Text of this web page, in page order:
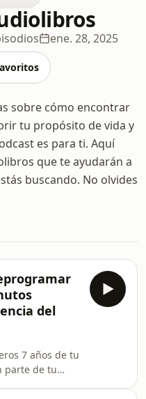
ene. 28, 2025
sobre cómo encontrar
tu propósito de vida y
es para ti. Aquí
que te ayudarán a
buscando. No olvides
del
7 años de tu
parte de tu